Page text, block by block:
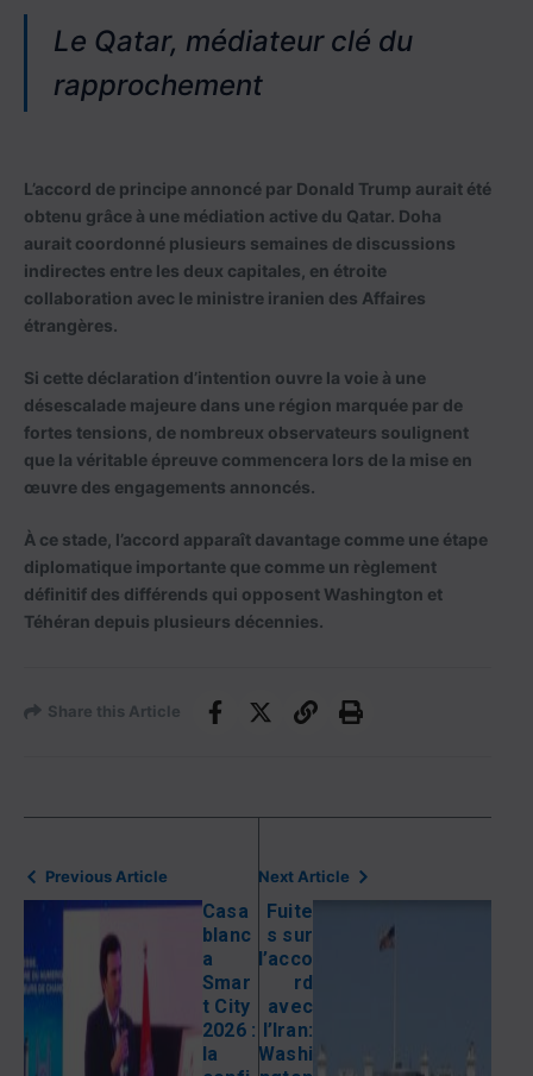
Le Qatar, médiateur clé du
rapprochement
L’accord de principe annoncé par Donald Trump aurait été
obtenu grâce à une médiation active du Qatar. Doha
aurait coordonné plusieurs semaines de discussions
indirectes entre les deux capitales, en étroite
collaboration avec le ministre iranien des Affaires
étrangères.
Si cette déclaration d’intention ouvre la voie à une
désescalade majeure dans une région marquée par de
fortes tensions, de nombreux observateurs soulignent
que la véritable épreuve commencera lors de la mise en
œuvre des engagements annoncés.
À ce stade, l’accord apparaît davantage comme une étape
diplomatique importante que comme un règlement
définitif des différends qui opposent Washington et
Téhéran depuis plusieurs décennies.
Share this Article
Previous Article
Casa
blanc
a
Smar
t City
2026 :
la
Next Article
Fuite
s sur
l’acco
rd
avec
l’Iran:
Washi